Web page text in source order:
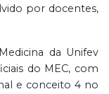
por docentes,
da Unifev
do MEC, com
e conceito 4 no